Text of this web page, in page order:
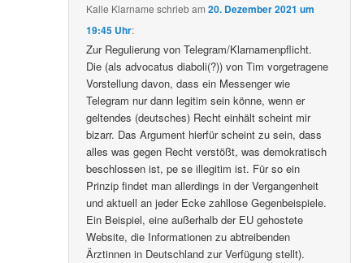
Kalle Klarname schriebam20. Dezember 2021 um
19:45 Uhr:
Zur Regulierung von Telegram/Klarnamenpflicht.
Die (als advocatus diaboli(?)) von Tim vorgetragene
Vorstellung davon, dass ein Messenger wie
Telegram nur dann legitim sein könne, wenn er
geltendes (deutsches) Recht einhält scheint mir
bizarr. Das Argument hierfür scheint zu sein, dass
alles was gegen Recht verstößt, was demokratisch
beschlossen ist, pe se illegitim ist. Für so ein
Prinzip findet man allerdings in der Vergangenheit
und aktuell an jeder Ecke zahllose Gegenbeispiele.
Ein Beispiel, eine außerhalb der EU gehostete
Website, die Informationen zu abtreibenden
Ärztinnen in Deutschland zur Verfügung stellt).